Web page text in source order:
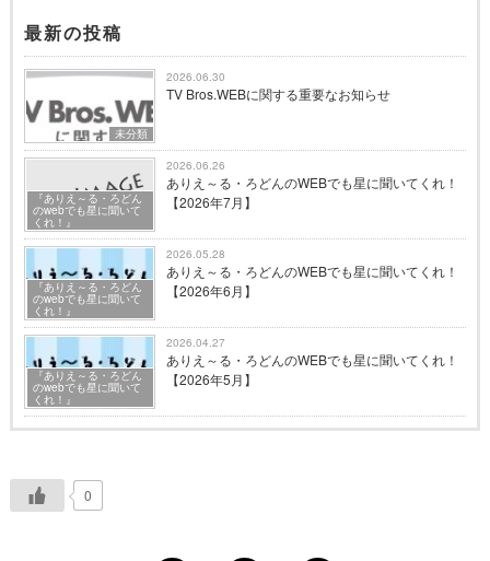
最新の投稿
未分類
2026.06.30
TV Bros.WEBに関する重要なお知らせ
『ありえ～る・ろどん
のwebでも星に聞いて
くれ！』
2026.06.26
ありえ～る・ろどんのWEBでも星に聞いてくれ！
【2026年7月】
『ありえ～る・ろどん
のwebでも星に聞いて
くれ！』
2026.05.28
ありえ～る・ろどんのWEBでも星に聞いてくれ！
【2026年6月】
『ありえ～る・ろどん
のwebでも星に聞いて
くれ！』
2026.04.27
ありえ～る・ろどんのWEBでも星に聞いてくれ！
【2026年5月】
0